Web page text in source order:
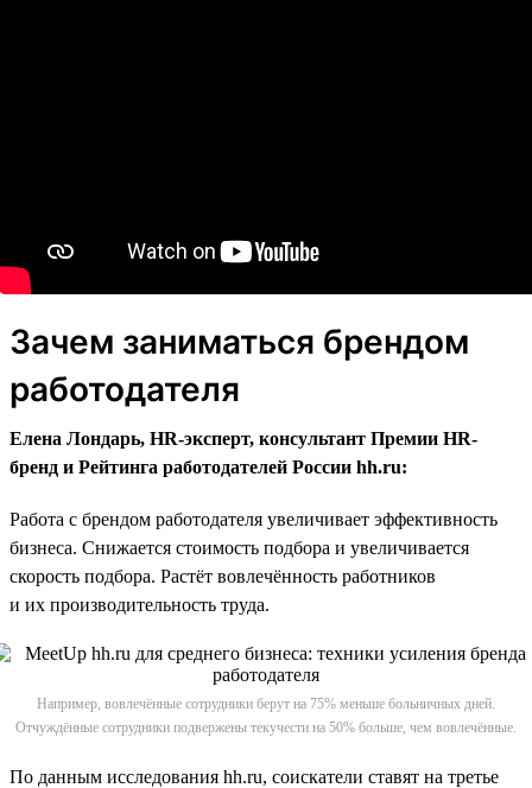
Зачем заниматься брендом
работодателя
Елена Лондарь, HR-эксперт, консультант Премии HR-
бренд и Рейтинга работодателей России hh.ru:
Работа с брендом работодателя увеличивает эффективность
бизнеса. Снижается стоимость подбора и увеличивается
скорость подбора. Растёт вовлечённость работников
и их производительность труда.
Например, вовлечённые сотрудники берут на 75% меньше больничных дней.
Отчуждённые сотрудники подвержены текучести на 50% больше, чем вовлечённые.
По данным исследования hh.ru, соискатели ставят на третье